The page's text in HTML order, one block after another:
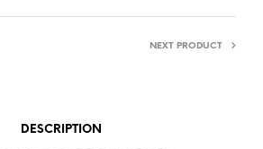
NEXT PRODUCT
DESCRIPTION